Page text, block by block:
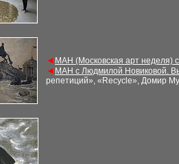
◄ МАН (Московская арт неделя)
◄ МАН с Людмилой Новиковой.
репетиций», «Recycle», Домир